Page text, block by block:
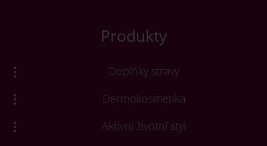
Produkty
Doplňky stravy
Dermokosmetika
Aktivní životní styl